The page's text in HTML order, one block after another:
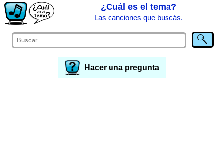
¿Cuál es el tema?
Las canciones que buscás.
Hacer una pregunta